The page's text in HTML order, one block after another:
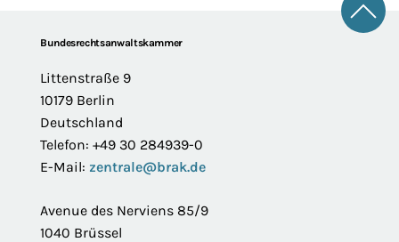
FooterBundesrechtsanwaltskammer
Littenstraße 9
10179 Berlin
Deutschland
Telefon: +49 30 284939-0
E-Mail: zentrale@brak.de
Avenue des Nerviens 85/9
1040 Brüssel